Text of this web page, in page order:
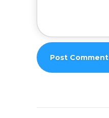
Post Comment